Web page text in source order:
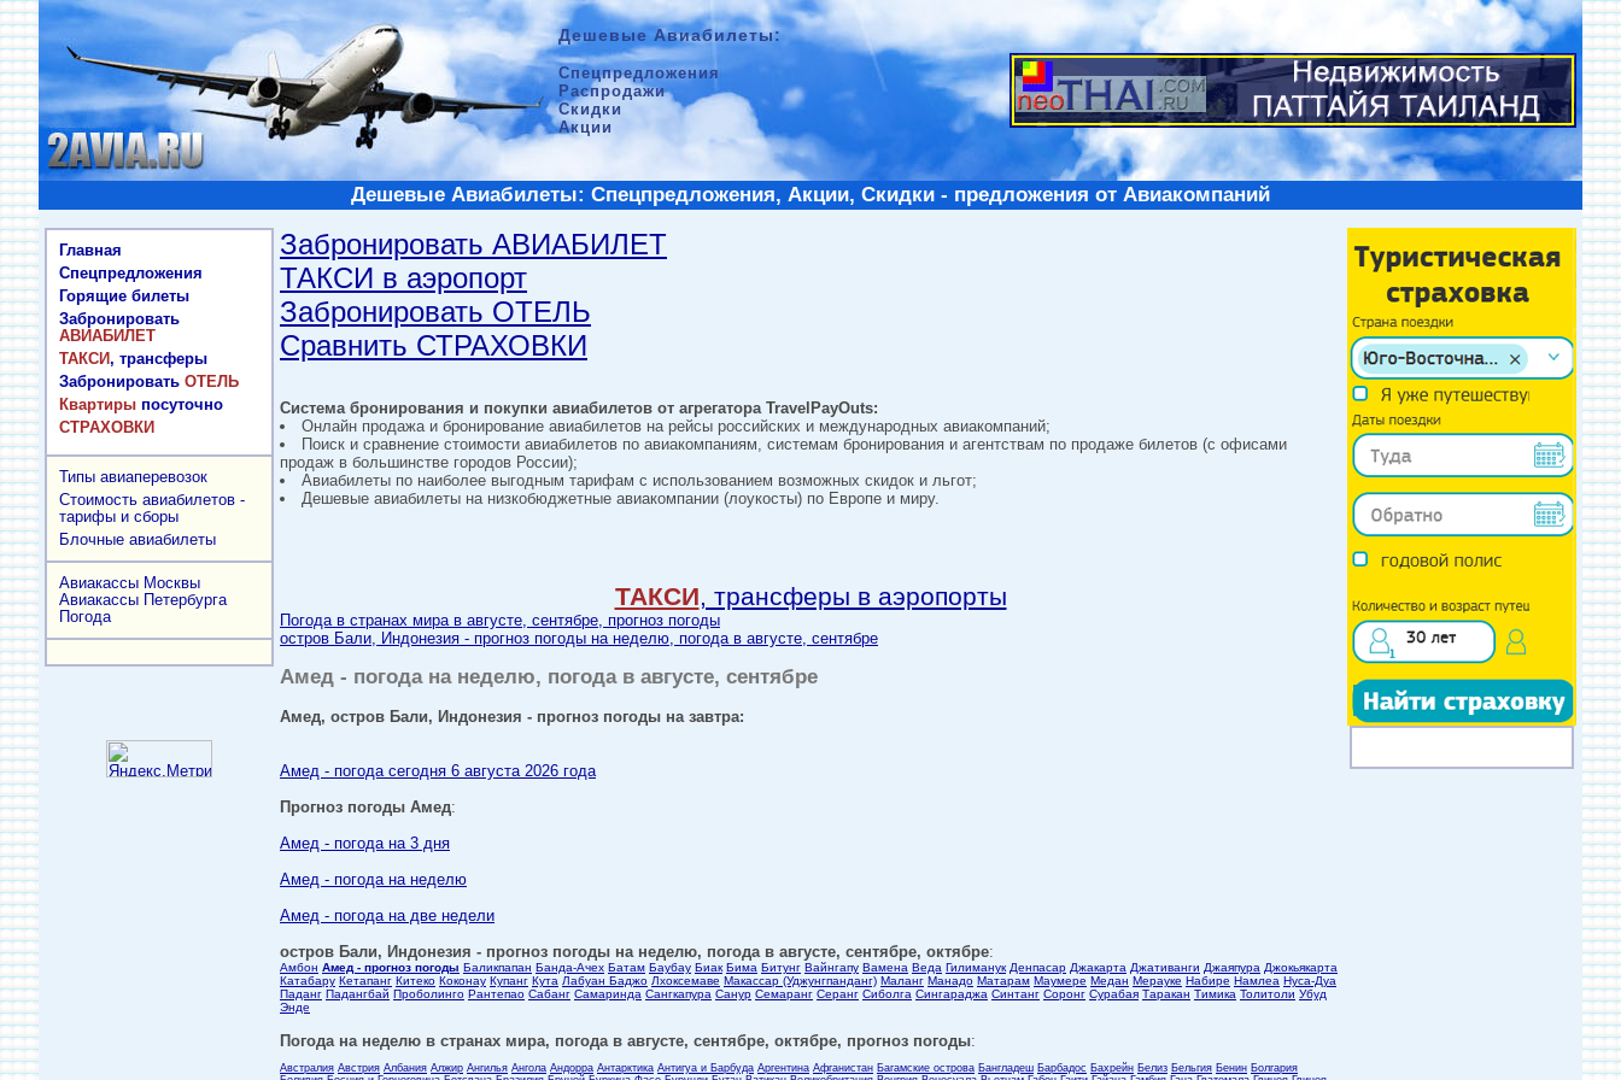
Дешевые Авиабилеты:
Спецпредложения
Распродажи
Скидки
Акции
Дешевые Авиабилеты: Спецпредложения, Акции, Скидки - предложения от Авиакомпаний
Главная
Спецпредложения
Горящие билеты
Забронировать
АВИАБИЛЕТ
ТАКСИ, трансферы
Забронировать ОТЕЛЬ
Квартиры посуточно
СТРАХОВКИ
Типы авиаперевозок
Стоимость авиабилетов -
тарифы и сборы
Блочные авиабилеты
Авиакассы Москвы
Авиакассы Петербурга
Погода
Забронировать АВИАБИЛЕТ
ТАКСИ в аэропорт
Забронировать ОТЕЛЬ
Сравнить СТРАХОВКИ
Система бронирования и покупки авиабилетов от агрегатора TravelPayOuts:
Онлайн продажа и бронирование авиабилетов на рейсы российских и международных авиакомпаний;
Поиск и сравнение стоимости авиабилетов по авиакомпаниям, системам бронирования и агентствам по продаже билетов (с офисами
продаж в большинстве городов России);
Авиабилеты по наиболее выгодным тарифам с использованием возможных скидок и льгот;
Дешевые авиабилеты на низкобюджетные авиакомпании (лоукосты) по Европе и миру.
ТАКСИ, трансферы в аэропорты
Погода в странах мира в августе, сентябре, прогноз погоды
остров Бали, Индонезия - прогноз погоды на неделю, погода в августе, сентябре
Амед - погода на неделю, погода в августе, сентябре
Амед, остров Бали, Индонезия - прогноз погоды на завтра:
Амед - погода сегодня 6 августа 2026 года
Прогноз погоды Амед:
Амед - погода на 3 дня
Амед - погода на неделю
Амед - погода на две недели
остров Бали, Индонезия - прогноз погоды на неделю, погода в августе, сентябре, октябре:
Амбон Амед - прогноз погоды Баликпапан Банда-Ачех Батам Баубау Биак Бима Битунг Вайнгапу Вамена Веда Гилиманук Денпасар Джакарта Джативанги Джаяпура Джокьякарта
Катабару Кетапанг Китеко Коконау Купанг Кута Лабуан Баджо Лхоксемаве Макассар (Уджунгпанданг) Маланг Манадо Матарам Маумере Медан Мерауке Набире Намлеа Нуса-Дуа
Паданг Падангбай Проболинго Рантепао Сабанг Самаринда Сангкапура Санур Семаранг Серанг Сиболга Сингараджа Синтанг Соронг Сурабая Таракан Тимика Толитоли Убуд
Энде
Погода на неделю в странах мира, погода в августе, сентябре, октябре, прогноз погоды:
Австралия Австрия Албания Алжир Ангилья Ангола Андорра Антарктика Антигуа и Барбуда Аргентина Афганистан Багамские острова Бангладеш Барбадос Бахрейн Белиз Бельгия Бенин Болгария